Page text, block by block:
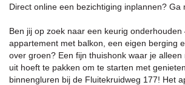
Direct online een bezichtiging inplannen? Ga
Ben jij op zoek naar een keurig onderhouden
appartement met balkon, een eigen berging
over groen? Een fijn thuishonk waar je alleen
uit hoeft te pakken om te starten met
binnengluren bij de Fluitekruidweg 177! Het